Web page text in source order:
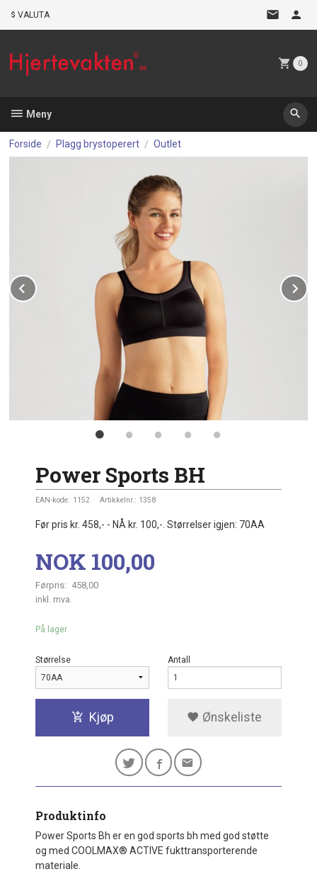
VALUTA
0
Meny
Forside Plagg brystoperert Outlet
Prev
Power Sports BH
EAN-kode: 1152 Artikkelnr.: 1358
Før pris kr. 458,- - NÅ kr. 100,-. Størrelser igjen: 70AA
Tilbud
NOK 100,00
Førpris: 458,00
Rabatt
inkl. mva.
På lager
Størrelse Antall
Kjøp Ønskeliste
Produktinfo
Power Sports Bh er en god sports bh med god støtte
og med COOLMAX® ACTIVE fukttransporterende
materiale.